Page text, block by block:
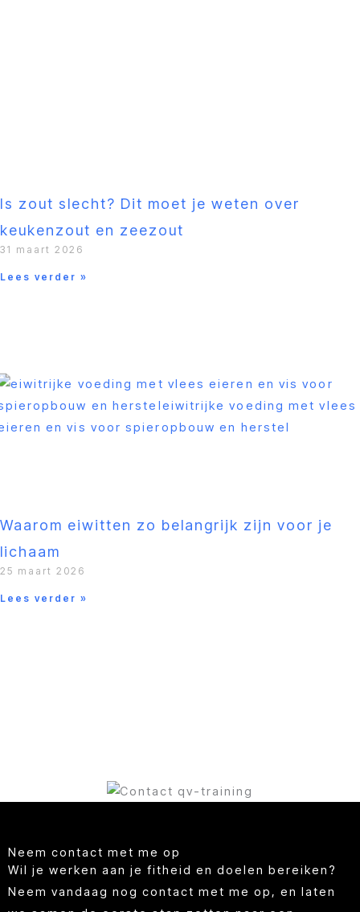
Is zout slecht? Dit moet je weten over
keukenzout en zeezout
31 maart 2026
Lees verder »
Waarom eiwitten zo belangrijk zijn voor je
lichaam
25 maart 2026
Lees verder »
Neem contact met me op
Wil je werken aan je fitheid en doelen bereiken?
Neem vandaag nog contact met me op, en laten